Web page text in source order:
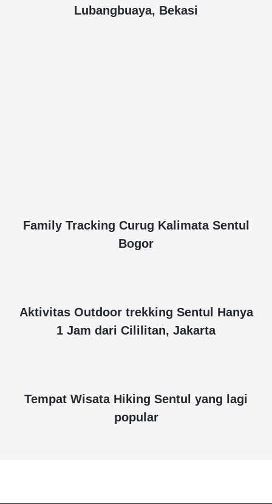
Lubangbuaya, Bekasi
Family Tracking Curug Kalimata Sentul
Bogor
Aktivitas Outdoor trekking Sentul Hanya
1 Jam dari Cililitan, Jakarta
Tempat Wisata Hiking Sentul yang lagi
popular